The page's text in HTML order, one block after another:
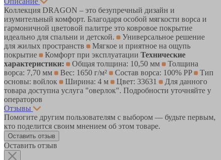
Коллекция DRAGON – это безупречный дизайн и
изумительный комфорт. Благодаря особой мягкости ворса и
гармоничной цветовой палитре это ковровое покрытие
идеально для спальни и детской.
Универсальное решение
для жилых пространств
Мягкое и приятное на ощупь
покрытие
Комфорт при эксплуатации Технические
характеристики:
Общая толщина: 10,50 мм
Толщина
ворса: 7,70 мм
Вес: 1650 г/м² Состав ворса: 100% PP
Тип
основы: войлок
Ширина: 4 м Цвет: 33631
Для данного
товара доступна услуга "оверлок". Подробности уточняйте у
операторов
Отзывы
Помогите другим пользователям с выбором — будьте первым,
кто поделится своим мнением об этом товаре.
Оставить отзыв
Оставить отзыв